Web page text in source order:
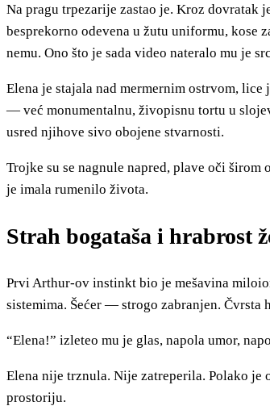
Na pragu trpezarije zastao je. Kroz dovratak
besprekorno odevena u žutu uniformu, kose
nemu. Ono što je sada video nateralo mu je
Elena je stajala nad mermernim ostrvom,
— već monumentalnu, živopisnu tortu u
usred njihove sivo obojene stvarnosti.
Trojke su se nagnule napred, plave oči
je imala rumenilo života.
Strah bogataša i hrabrost
Prvi Arthur-ov instinkt bio je mešavina
sistemima. Šećer — strogo zabranjen.
“Elena!” izleteo mu je glas, napola umor,
Elena nije trznula. Nije zatreperila. Polako
prostoriju.